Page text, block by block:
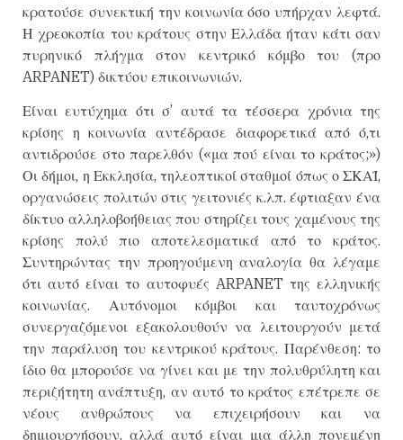
κρατούσε συνεκτική την κοινωνία όσο υπήρχαν λεφτά.
Η χρεοκοπία του κράτους στην Ελλάδα ήταν κάτι σαν
πυρηνικό πλήγμα στον κεντρικό κόμβο του (προ
ARPANET) δικτύου επικοινωνιών.
Είναι ευτύχημα ότι σ’ αυτά τα τέσσερα χρόνια της
κρίσης η κοινωνία αντέδρασε διαφορετικά από ό,τι
αντιδρούσε στο παρελθόν («μα πού είναι το κράτος;»)
Οι δήμοι, η Εκκλησία, τηλεοπτικοί σταθμοί όπως ο ΣΚΑΪ,
οργανώσεις πολιτών στις γειτονιές κ.λπ. έφτιαξαν ένα
δίκτυο αλληλοβοήθειας που στηρίζει τους χαμένους της
κρίσης πολύ πιο αποτελεσματικά από το κράτος.
Συντηρώντας την προηγούμενη αναλογία θα λέγαμε
ότι αυτό είναι το αυτοφυές ARPANET της ελληνικής
κοινωνίας. Αυτόνομοι κόμβοι και ταυτοχρόνως
συνεργαζόμενοι εξακολουθούν να λειτουργούν μετά
την παράλυση του κεντρικού κράτους. Παρένθεση: το
ίδιο θα μπορούσε να γίνει και με την πολυθρύλητη και
περιζήτητη ανάπτυξη, αν αυτό το κράτος επέτρεπε σε
νέους ανθρώπους να επιχειρήσουν και να
δημιουργήσουν, αλλά αυτό είναι μια άλλη πονεμένη